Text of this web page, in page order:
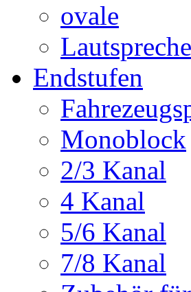
ovale
Endstufen
Monoblock
2/3 Kanal
4 Kanal
5/6 Kanal
7/8 Kanal